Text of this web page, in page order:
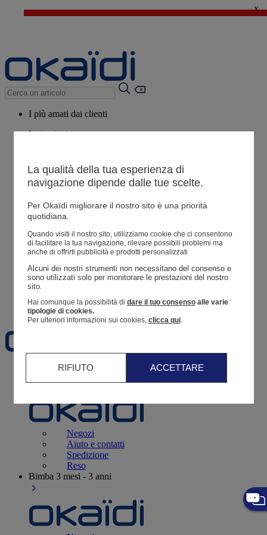
🔥SALDI : Ancora più prodotti fino al -60%*>
x
I più amati dai clienti
Ispirazioni
Potrebbero piacerti anche
Tutti i prodotti
Resoconto di un ordine
Preferiti
3 - 12 mesi
Negozi
Aiuto e contatti
Spedizione
Reso
Bimba 3 mesi - 3 anni
La qualità della tua esperienza di
navigazione dipende dalle tue scelte.
Per Okaïdi migliorare il nostro sito è una priorità
quotidiana.
Quando visiti il ​​nostro sito, utilizziamo cookie che ci consentono
di facilitare la tua navigazione, rilevare possibili problemi ma
anche di offrirti pubblicità e prodotti personalizzati
Alcuni dei nostri strumenti non necessitano del consenso e
sono utilizzati solo per monitorare le prestazioni del nostro
sito.
Hai comunque la possibilità di dare il tuo consensoalle varie
tipologie di cookies.
Per ulteriori informazioni sui cookies, clicca qui.
RIFIUTO ACCETTARE